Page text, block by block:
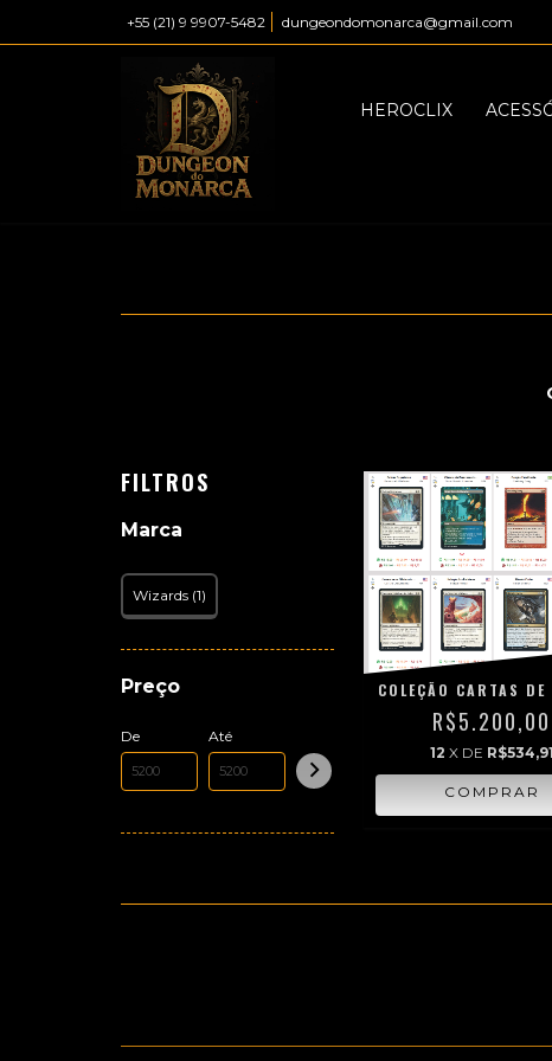
+55 (21) 9 9907-5482 dungeondomonarca@gmail.com
HEROCLIX
FILTROS
Marca
Wizards (1)
Preço
De Até
COLEÇÃO CARTAS
R$5.200,00
12 X DE R$534,91